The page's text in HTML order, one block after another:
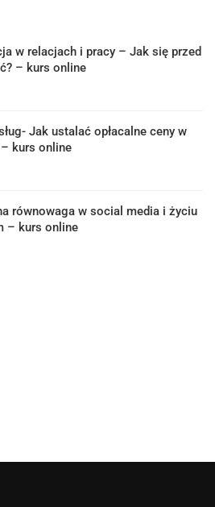
w relacjach i pracy – Jak się przed
– kurs online
Jak ustalać opłacalne ceny w
kurs online
równowaga w social media i życiu
– kurs online